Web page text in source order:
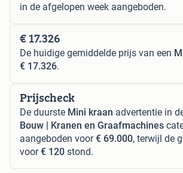
in de afgelopen week aangeboden.
€ 17.326
De huidige gemiddelde prijs van een
€ 17.326.
Prijscheck
De duurste Mini kraan advertentie in
Bouw | Kranen en Graafmachines
aangeboden voor€ 69.000, terwijl de
voor€ 120 stond.